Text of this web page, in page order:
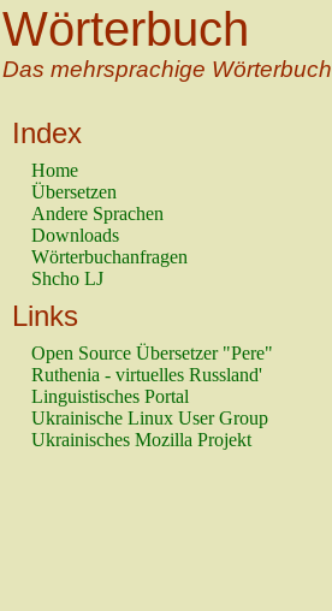
Wörterbuch
Das mehrsprachige Wörterbuch
Index
Home
Übersetzen
Andere Sprachen
Downloads
Wörterbuchanfragen
Shcho LJ
Links
Open Source Übersetzer "Pere"
Ruthenia - virtuelles Russland'
Linguistisches Portal
Ukrainische Linux User Group
Ukrainisches Mozilla Projekt